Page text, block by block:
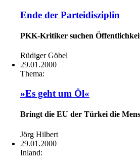
Ende der Parteidisziplin
PKK-Kritiker suchen
Rüdiger Göbel
29.01.2000
Thema:
»Es geht um Öl«
Bringt die EU der Türkei die
Jörg Hilbert
29.01.2000
Inland: